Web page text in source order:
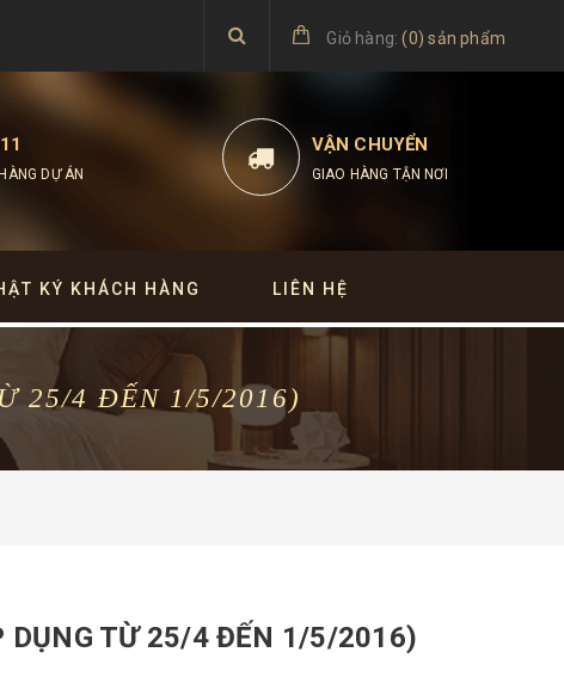
Giỏ hàng: (0)sản phẩm
DỰ ÁN
VẬN CHUYỂN
GIAO HÀNG TẬN NƠI
KÝ KHÁCH HÀNG LIÊN HỆ
25/4 ĐẾN 1/5/2016)
DỤNG TỪ 25/4 ĐẾN 1/5/2016)